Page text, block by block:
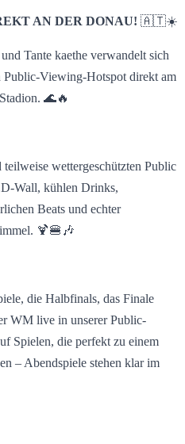
AN DER DONAU! 🇦🇹☀️
Tante kaethe verwandelt sich
Viewing-Hotspot direkt am
🌊🔥
wettergeschützten Public
Wall, kühlen Drinks,
Beats und echter
🍹🍔🎶
die Halbfinals, das Finale
WM live in unserer Public-
Spielen, die perfekt zu einem
– Abendspiele stehen klar im